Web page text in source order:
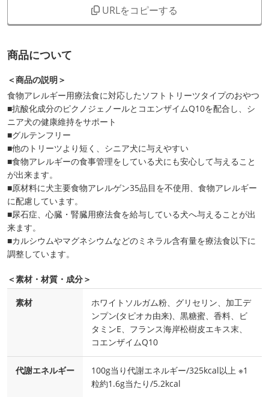
URLをコピーする
商品について
＜商品の説明＞
食物アレルギー用療法食に対応したソフトトリーツタイプのおやつ
■抗酸化成分のピクノジェノールとコエンザイムQ10を配合し、シ
ニア犬の健康維持をサポート
■グルテンフリー
■他のトリーツより短く、シニア犬に与えやすい
■食物アレルギーの食事管理をしている犬にも安心して与えること
が出来ます。
■原材料に犬主要食物アレルゲン35品目を不使用、食物アレルギー
に配慮しています。
■尿石症、心臓・腎臓用療法食を給与している犬へ与えることが出
来ます。
■カルシウムやマグネシウムなどのミネラル含有量を療法食以下に
調整しています。
＜素材・材質・成分＞
素材
ホワイトソルガム粉、グリセリン、加工デ
ンプン(タピオカ由来)、黒糖蜜、香料、ビ
タミンE、フランス海岸松樹皮エキス末、
コエンザイムQ10
代謝エネルギー
100g当り代謝エネルギー/325kcal以上 ※1
粒約1.6g当たり/5.2kcal